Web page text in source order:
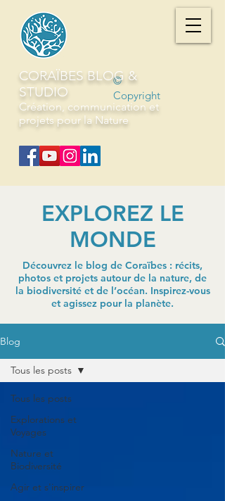
©
Copyright
CORAÏBES BLOG &
STUDIO
Création, communication et
projets pour la Nature
EXPLOREZ LE
MONDE
Découvrez le blog de Coraïbes : récits,
photos et projets autour de la nature, de
la biodiversité et de l’océan. Inspirez-vous
et agissez pour la planète.
Blog
Tous les posts
Explorations et
Voyages
Nature et
Biodiversité
Agir et s'inspirer
Tous les posts